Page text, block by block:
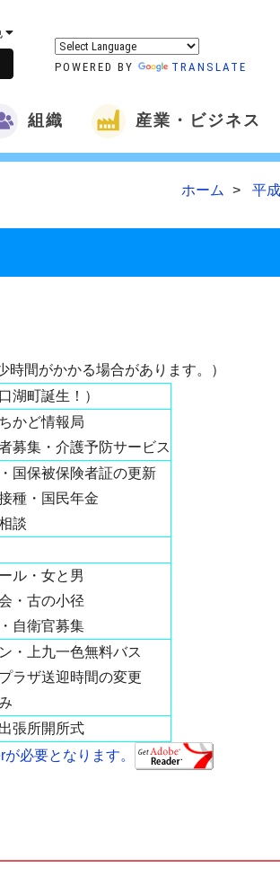
POWERED BY TRANSLATE
組織 産業・ビジネス
ホーム 平
間がかかる場合があります。）
湖町誕生！）
かど情報局
募集・介護予防サービス
国保被保険者証の更新
種・国民年金
談
ル・女と男
・古の小径
自衛官募集
・上九一色無料バス
ラザ送迎時間の変更
張所開所式
必要となります。